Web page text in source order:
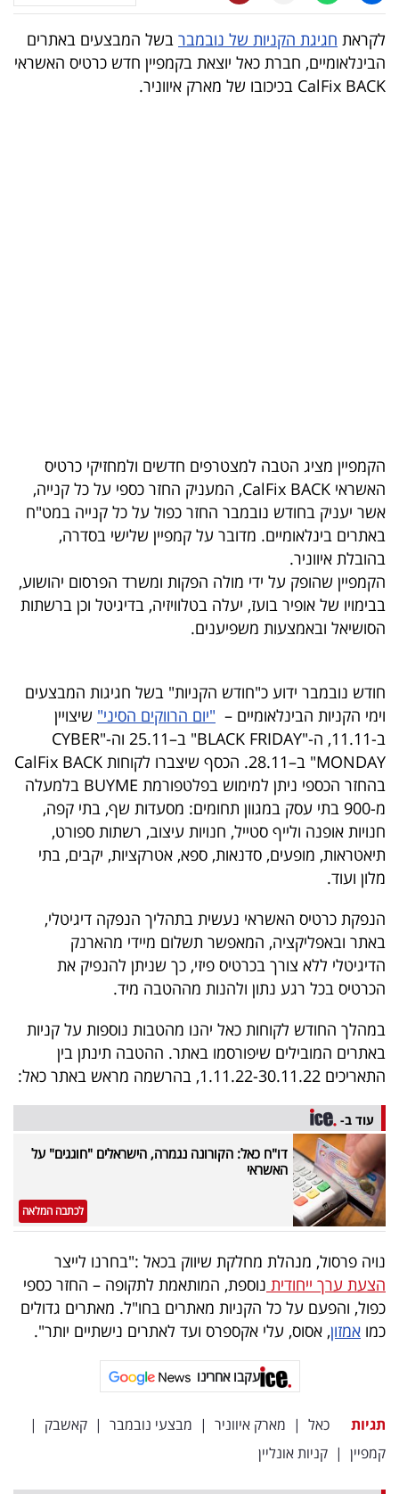
טלוויזיה
עסקי
ספורט
TOP-
5
המילון
הכלכלי
פודקאסט
UNDER
40
שיתופי
פעולה
דרושים
ניוזלטרים
אדום
פרסמו
באייס
עקבו
אחרינו:
לקראת חגיגת הקניות של נובמבר בשל המבצעים באתרים
הבינלאומיים, חברת כאל יוצאת בקמפיין חדש כרטיס האשראי
CalFix BACK בכיכובו של מארק איווניר.
הקמפיין מציג הטבה למצטרפים חדשים ולמחזיקי כרטיס
האשראי CalFix BACK, המעניק החזר כספי על כל קנייה,
אשר יעניק בחודש נובמבר החזר כפול על כל קנייה במט"ח
באתרים בינלאומיים. מדובר על קמפיין שלישי בסדרה,
בהובלת איווניר.
הקמפיין שהופק על ידי מולה הפקות ומשרד הפרסום יהושוע,
בבימויו של אופיר בועז, יעלה בטלוויזיה, בדיגיטל וכן ברשתות
הסושיאל ובאמצעות משפיענים.
חודש נובמבר ידוע כ"חודש הקניות" בשל חגיגות המבצעים
וימי הקניות הבינלאומיים – "יום הרווקים הסיני" שיצויין
ב-11.11, ה-"BLACK FRIDAY" ב–25.11 וה-"CYBER
MONDAY" ב–28.11. הכסף שיצברו לקוחות CalFix BACK
בהחזר הכספי ניתן למימוש בפלטפורמת BUYME בלמעלה
מ-900 בתי עסק במגוון תחומים: מסעדות שף, בתי קפה,
חנויות אופנה ולייף סטייל, חנויות עיצוב, רשתות ספורט,
תיאטראות, מופעים, סדנאות, ספא, אטרקציות, יקבים, בתי
מלון ועוד.
הנפקת כרטיס האשראי נעשית בתהליך הנפקה דיגיטלי,
באתר ובאפליקציה, המאפשר תשלום מיידי מהארנק
הדיגיטלי ללא צורך בכרטיס פיזי, כך שניתן להנפיק את
הכרטיס בכל רגע נתון ולהנות מההטבה מיד.
במהלך החודש לקוחות כאל יהנו מהטבות נוספות על קניות
באתרים המובילים שיפורסמו באתר. ההטבה תינתן בין
התאריכים 1.11.22-30.11.22, בהרשמה מראש באתר כאל:
עוד ב-
דו"ח כאל: הקורונה נגמרה, הישראלים "חוגגים" על
האשראי
לכתבה המלאה
נויה פרסול, מנהלת מחלקת שיווק בכאל :"בחרנו לייצר
הצעת ערך ייחודית נוספת, המותאמת לתקופה – החזר כספי
כפול, והפעם על כל הקניות מאתרים בחו"ל. מאתרים גדולים
כמו אמזון, אסוס, עלי אקספרס ועד לאתרים נישתיים יותר".
עקבו אחרינו
תגיות כאל | מארק איווניר | מבצעי נובמבר | קאשבק |
קמפיין | קניות אונליין